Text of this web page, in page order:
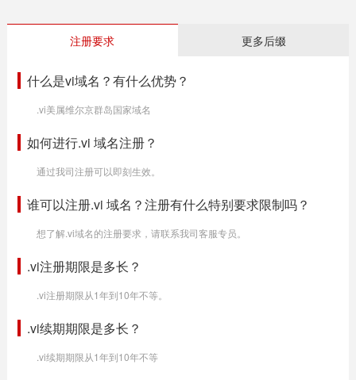
注册要求 更多后缀
什么是vi域名？有什么优势？
.vi美属维尔京群岛国家域名
如何进行.vi 域名注册？
通过我司注册可以即刻生效。
谁可以注册.vi 域名？注册有什么特别要求限制吗？
想了解.vi域名的注册要求，请联系我司客服专员。
.vi注册期限是多长？
.vi注册期限从1年到10年不等。
.vi续期期限是多长？
.vi续期期限从1年到10年不等